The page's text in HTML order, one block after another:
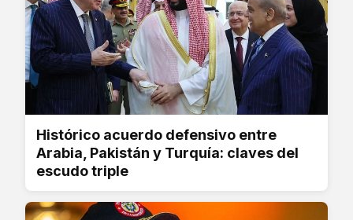
Histórico acuerdo defensivo entre
Arabia, Pakistán y Turquía: claves del
escudo triple